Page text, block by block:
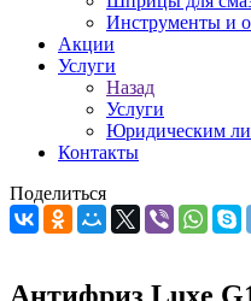
Инструменты и
Акции
Услуги
Назад
Услуги
Юридическим
Контакты
Поделиться